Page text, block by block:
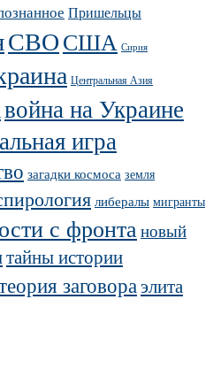
Пришельцы
СВОСША Сирия
Центральная Азия
война на Украине
игра
загадки космоса земля
либералы мигранты
с фронта новый
тайны истории
заговораэлита